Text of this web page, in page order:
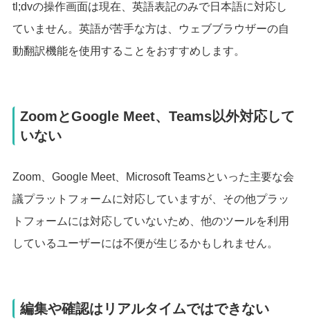
tl;dvの操作画面は現在、英語表記のみで日本語に対応し
ていません。英語が苦手な方は、ウェブブラウザーの自
動翻訳機能を使用することをおすすめします。
ZoomとGoogle Meet、Teams以外対応して
いない
Zoom、Google Meet、Microsoft Teamsといった主要な会
議プラットフォームに対応していますが、その他プラッ
トフォームには対応していないため、他のツールを利用
しているユーザーには不便が生じるかもしれません。
編集や確認はリアルタイムではできない